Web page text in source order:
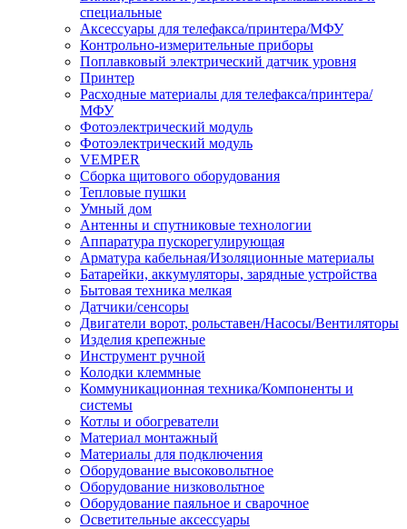
специальные
Аксессуары для телефакса/принтера/МФУ
Контрольно-измерительные приборы
Поплавковый электрический датчик уровня
Принтер
Расходные материалы для телефакса/принтера/
МФУ
Фотоэлектрический модуль
Фотоэлектрический модуль
VEMPER
Сборка щитового оборудования
Тепловые пушки
Умный дом
Антенны и спутниковые технологии
Аппаратура пускорегулирующая
Арматура кабельная/Изоляционные материалы
Батарейки, аккумуляторы, зарядные устройства
Бытовая техника мелкая
Датчики/сенсоры
Двигатели ворот, рольставен/Насосы/Вентиляторы
Изделия крепежные
Инструмент ручной
Колодки клеммные
Коммуникационная техника/Компоненты и
системы
Котлы и обогреватели
Материал монтажный
Материалы для подключения
Оборудование высоковольтное
Оборудование низковольтное
Оборудование паяльное и сварочное
Осветительные аксессуары